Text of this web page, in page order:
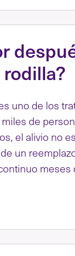
uno de los
de
el alivio no
un
meses